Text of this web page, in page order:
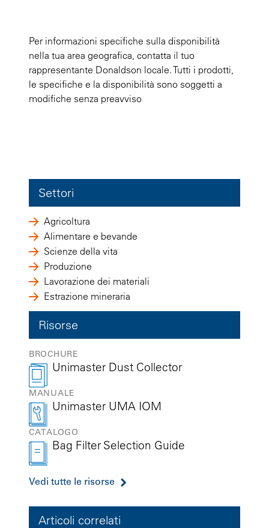
Per informazioni specifiche sulla disponibilità
nella tua area geografica, contatta il tuo
rappresentante Donaldson locale. Tutti i prodotti,
le specifiche e la disponibilità sono soggetti a
modifiche senza preavviso
Settori
Agricoltura
Alimentare e bevande
Scienze della vita
Produzione
Lavorazione dei materiali
Estrazione mineraria
Risorse
BROCHURE
Unimaster Dust Collector
MANUALE
Unimaster UMA IOM
CATALOGO
Bag Filter Selection Guide
Vedi tutte le risorse
Articoli correlati